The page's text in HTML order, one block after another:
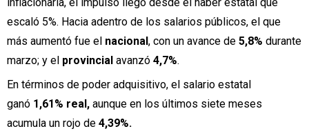
escaló 5%. Hacia adentro de los salarios públicos, el que
más aumentó fue el nacional, con un avance de 5,8% durante
marzo; y el provincial avanzó 4,7%.
En términos de poder adquisitivo, el salario estatal
ganó 1,61% real, aunque en los últimos siete meses
acumula un rojo de 4,39%.